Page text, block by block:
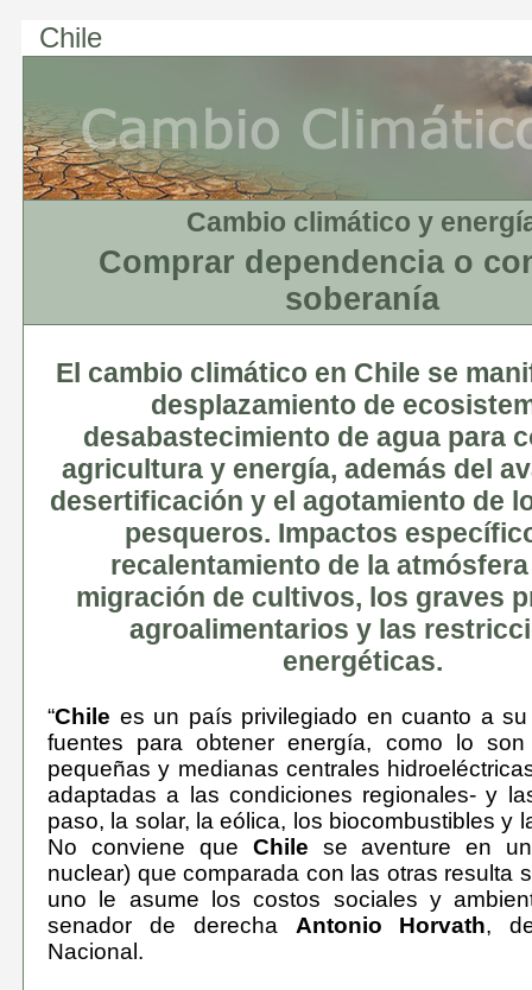
Chile
Cambio climático y
Comprar dependencia o
soberanía
El cambio climático en Chile se
desplazamiento de
desabastecimiento de agua para
agricultura y energía, además del
desertificación y el agotamiento de
pesqueros. Impactos
recalentamiento de la
migración de cultivos, los graves
agroalimentarios y las
energéticas.
“Chile es un país privilegiado en cuanto a
fuentes para obtener energía, como lo son
pequeñas y medianas centrales
adaptadas a las condiciones regionales- y
paso, la solar, la eólica, los biocombustibles y
No conviene que Chile se aventure en
nuclear) que comparada con las otras resulta
uno le asume los costos sociales y
senador de derecha Antonio Horvath,
Nacional.